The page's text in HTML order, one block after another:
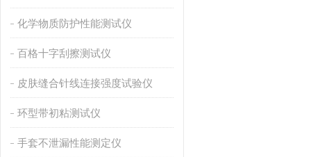
化学物质防护性能测试仪
百格十字刮擦测试仪
皮肤缝合针线连接强度试验仪
环型带初粘测试仪
手套不泄漏性能测定仪